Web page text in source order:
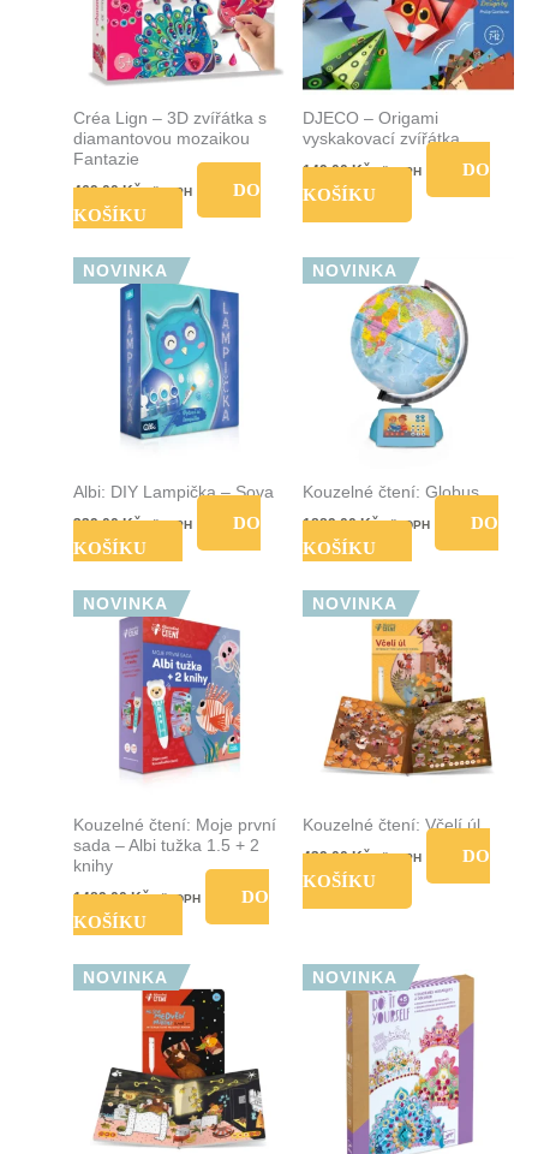
Créa Lign – 3D zvířátka s
diamantovou mozaikou
Fantazie
469,00Kč vč. DPH
DO
KOŠÍKU
DJECO – Origami
vyskakovací zvířátka
149,00Kč vč. DPH
DO
KOŠÍKU
NOVINKA
Albi: DIY Lampička – Sova
339,00Kč vč. DPH
DO
KOŠÍKU
NOVINKA
Kouzelné čtení: Globus
1889,00Kč vč. DPH
DO
KOŠÍKU
NOVINKA
Kouzelné čtení: Moje první
sada – Albi tužka 1.5 + 2
knihy
1489,00Kč vč. DPH
DO
KOŠÍKU
NOVINKA
Kouzelné čtení: Včelí úl
439,00Kč vč. DPH
DO
KOŠÍKU
NOVINKA NOVINKA